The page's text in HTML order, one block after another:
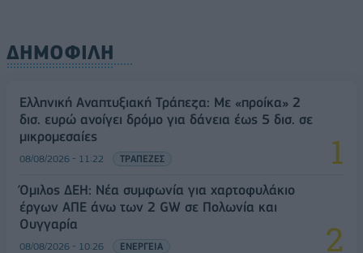
ΔΗΜΟΦΙΛΗ
Ελληνική Αναπτυξιακή Τράπεζα: Με «προίκα» 2
δισ. ευρώ ανοίγει δρόμο για δάνεια έως 5 δισ. σε
μικρομεσαίες
08/08/2026 - 11:22 ΤΡΑΠΕΖΕΣ
Όμιλος ΔΕΗ: Νέα συμφωνία για χαρτοφυλάκιο
έργων ΑΠΕ άνω των 2 GW σε Πολωνία και
Ουγγαρία
08/08/2026 - 10:26 ΕΝΕΡΓΕΙΑ